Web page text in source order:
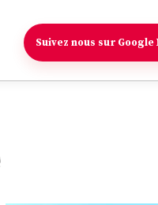
Suivez nous sur Google